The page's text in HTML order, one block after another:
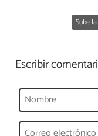
Sube
Escribir